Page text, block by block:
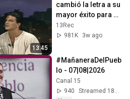
13:45
cambió la letra a su
mayor éxito para
cantarle en vivo a la
Cuatro
13Rec
981K
3w ago
#MañaneraDelPueb
lo - 07|08|2026
Canal 15
940
Streamed 18h ago